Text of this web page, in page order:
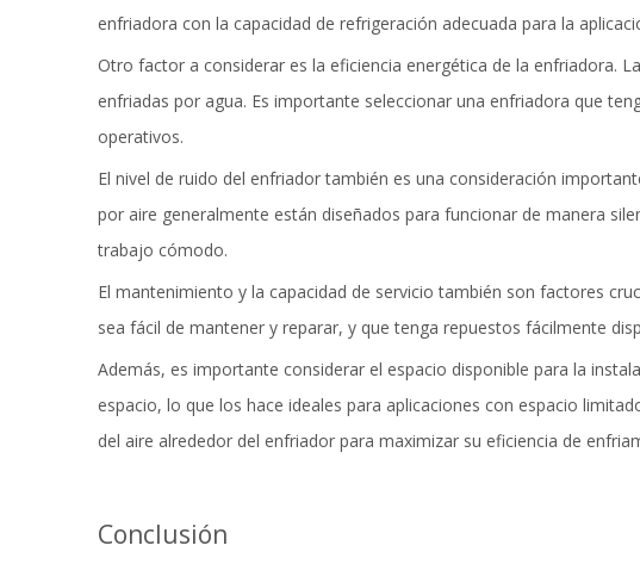
enfriadora con la capacidad de refrigeración adecuada para la
Otro factor a considerar es la eficiencia energética de la enfriadora.
enfriadas por agua. Es importante seleccionar una enfriadora que
operativos.
El nivel de ruido del enfriador también es una consideración
por aire generalmente están diseñados para funcionar de manera
trabajo cómodo.
El mantenimiento y la capacidad de servicio también son factores
sea fácil de mantener y reparar, y que tenga repuestos fácilmente
Además, es importante considerar el espacio disponible para la
espacio, lo que los hace ideales para aplicaciones con espacio
del aire alrededor del enfriador para maximizar su eficiencia de
Conclusión